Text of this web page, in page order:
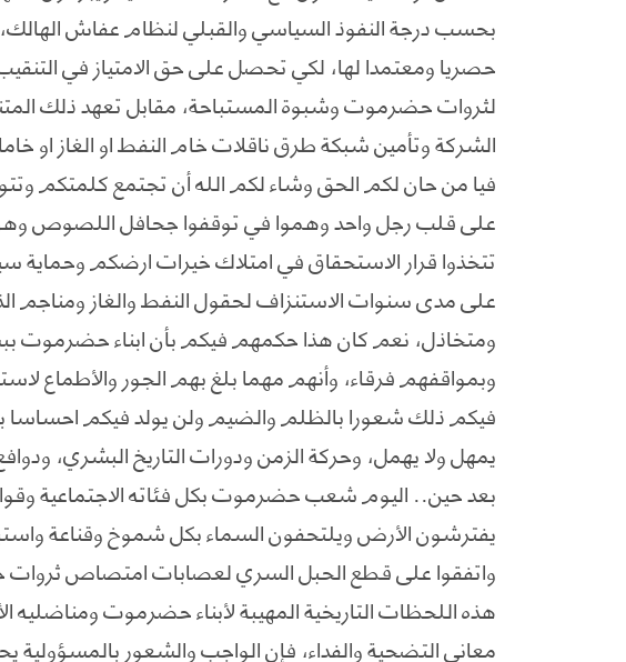
بحسب درجة النفوذ السياسي والقبلي لنظام عفاش
حصريا ومعتمدا لها، لكي تحصل على حق الامتياز في
لثروات حضرموت وشبوة المستباحة، مقابل تعهد ذلك
الشركة وتأمين شبكة طرق ناقلات خام النفط او الغاز او
فيا من حان لكم الحق وشاء لكم الله أن تجتمع كلمتكم
على قلب رجل واحد وهموا في توقفوا جحافل اللصوص
تتخذوا قرار الاستحقاق في امتلاك خيرات ارضكم وحماية
على مدى سنوات الاستنزاف لحقول النفط والغاز
ومتخاذل، نعم كان هذا حكمهم فيكم بأن ابناء حضرموت
وبمواقفهم فرقاء، وأنهم مهما بلغ بهم الجور
فيكم ذلك شعورا بالظلم والضيم ولن يولد فيكم احساسا
يمهل ولا يهمل، وحركة الزمن ودورات التاريخ البشري،
بعد حين.. اليوم شعب حضرموت بكل فئاته الاجتماعية وقواه
يفترشون الأرض ويلتحفون السماء بكل شموخ وقناعة
واتفقوا على قطع الحبل السري لعصابات امتصاص
هذه اللحظات التاريخية المهيبة لأبناء حضرموت ومناضليه
معاني التضحية والفداء، فإن الواجب والشعور